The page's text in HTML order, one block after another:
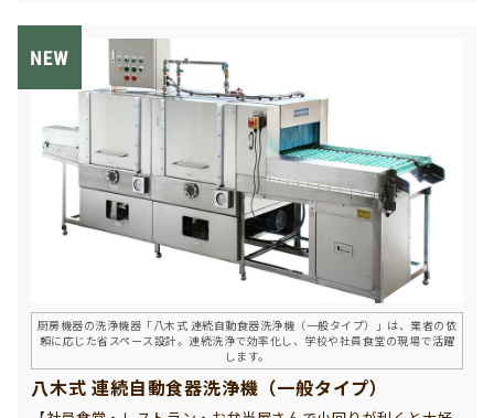
厨房機器の洗浄機器「八木式 連続自動食器洗浄機（一般タイプ）」は、業者の依
頼に応じた省スペース設計。連続洗浄で効率化し、学校や社員食堂の現場で活躍
します。
八木式 連続自動食器洗浄機（一般タイプ）